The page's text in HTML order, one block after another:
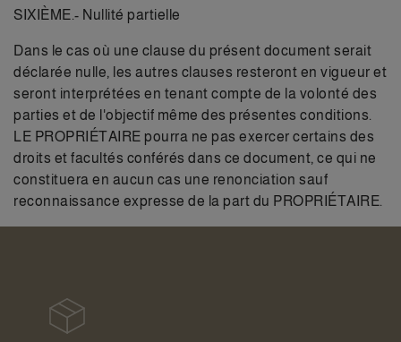
SIXIÈME.- Nullité partielle
Dans le cas où une clause du présent document serait
déclarée nulle, les autres clauses resteront en vigueur et
seront interprétées en tenant compte de la volonté des
parties et de l'objectif même des présentes conditions.
LE PROPRIÉTAIRE pourra ne pas exercer certains des
droits et facultés conférés dans ce document, ce qui ne
constituera en aucun cas une renonciation sauf
reconnaissance expresse de la part du PROPRIÉTAIRE.